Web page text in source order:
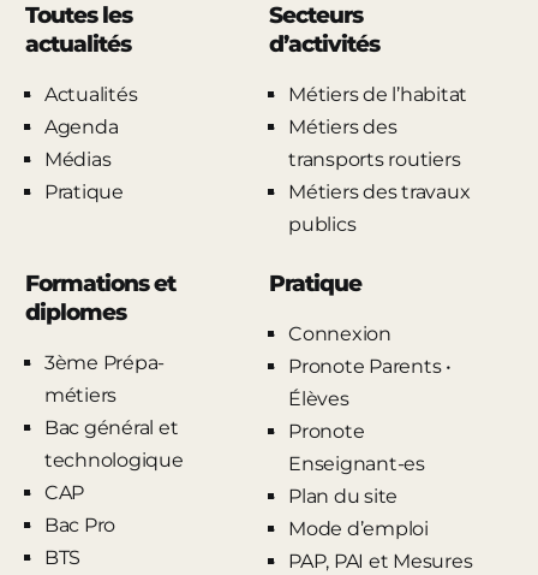
Toutes les
actualités
Actualités
Agenda
Médias
Pratique
Secteurs
d’activités
Métiers de l’habitat
Métiers des
transports routiers
Métiers des travaux
publics
Formations et
diplomes
3ème Prépa-
métiers
Bac général et
technologique
CAP
Bac Pro
BTS
Pratique
Connexion
Pronote Parents •
Élèves
Pronote
Enseignant-es
Plan du site
Mode d’emploi
PAP, PAI et Mesures